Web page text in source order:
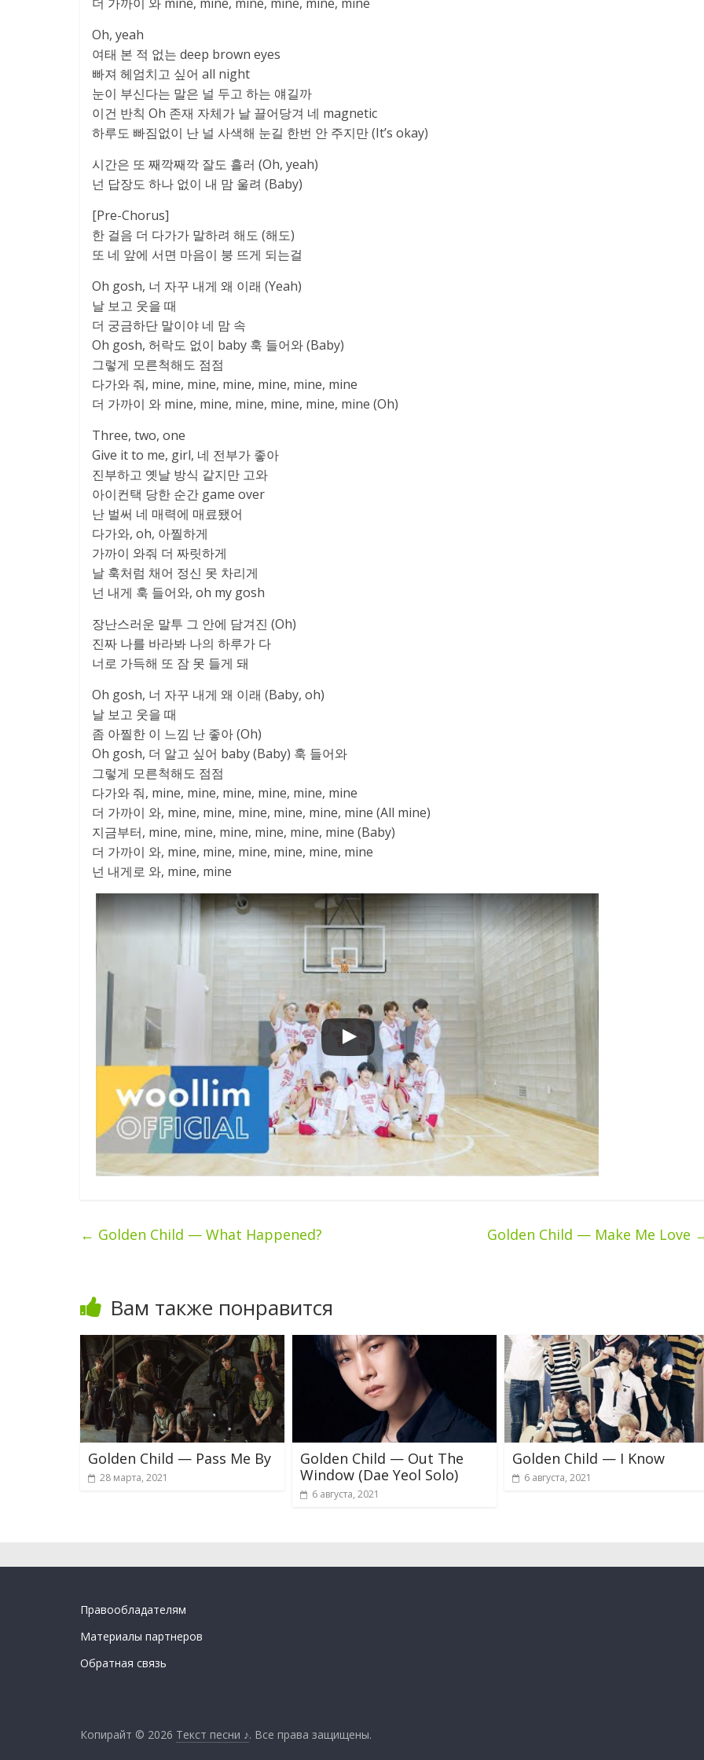
Oh, yeah
여태 본 적 없는 deep brown eyes
빠져 헤엄치고 싶어 all night
눈이 부신다는 말은 널 두고 하는 얘길까
이건 반칙 Oh 존재 자체가 날 끌어당겨 네 magnetic
하루도 빠짐없이 난 널 사색해 눈길 한번 안 주지만 (It’s okay)
시간은 또 째깍째깍 잘도 흘러 (Oh, yeah)
넌 답장도 하나 없이 내 맘 울려 (Baby)
[Pre-Chorus]
한 걸음 더 다가가 말하려 해도 (해도)
또 네 앞에 서면 마음이 붕 뜨게 되는걸
Oh gosh, 너 자꾸 내게 왜 이래 (Yeah)
날 보고 웃을 때
더 궁금하단 말이야 네 맘 속
Oh gosh, 허락도 없이 baby 훅 들어와 (Baby)
그렇게 모른척해도 점점
다가와 줘, mine, mine, mine, mine, mine, mine
더 가까이 와 mine, mine, mine, mine, mine, mine (Oh)
Three, two, one
Give it to me, girl, 네 전부가 좋아
진부하고 옛날 방식 같지만 고와
아이컨택 당한 순간 game over
난 벌써 네 매력에 매료됐어
다가와, oh, 아찔하게
가까이 와줘 더 짜릿하게
날 훅처럼 채어 정신 못 차리게
넌 내게 훅 들어와, oh my gosh
장난스러운 말투 그 안에 담겨진 (Oh)
진짜 나를 바라봐 나의 하루가 다
너로 가득해 또 잠 못 들게 돼
Oh gosh, 너 자꾸 내게 왜 이래 (Baby, oh)
날 보고 웃을 때
좀 아찔한 이 느낌 난 좋아 (Oh)
Oh gosh, 더 알고 싶어 baby (Baby) 훅 들어와
그렇게 모른척해도 점점
다가와 줘, mine, mine, mine, mine, mine, mine
더 가까이 와, mine, mine, mine, mine, mine, mine (All mine)
지금부터, mine, mine, mine, mine, mine, mine (Baby)
더 가까이 와, mine, mine, mine, mine, mine, mine
넌 내게로 와, mine, mine
← Golden Child — What Happened? Golden Child — Make Me Love
Вам также понравится
Golden Child — Pass Me By
28 марта, 2021
Golden Child — Out The
Window (Dae Yeol Solo)
6 августа, 2021
Golden Child — I Know
6 августа, 2021
Правообладателям
Материалы партнеров
Обратная связь
Копирайт © 2026 Текст песни ♪. Все права защищены.